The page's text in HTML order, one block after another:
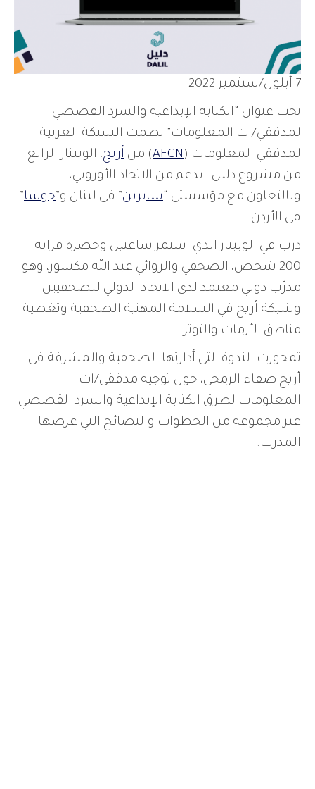
7 أيلول/سبتمبر 2022
تحت عنوان “الكتابة الإبداعية والسرد القصصي
لمدققي/ات المعلومات” نظمت الشبكة العربية
لمدققي المعلومات (AFCN) من أريج، الويبنار الرابع
من مشروع دليل، بدعم من الاتحاد الأوروبي،
وبالتعاون مع مؤسستي “ سايرين” في لبنان و”جوسا”
في الأردن.
درب في الويبنار الذي استمر ساعتين وحضره قرابة
200 شخص، الصحفي والروائي عبد الله مكسور، وهو
مدرّب دولي معتمد لدى الاتحاد الدولي للصحفيين
وشبكة أريج في السلامة المهنية الصحفية وتغطية
مناطق الأزمات والتوتر.
تمحورت الندوة التي أدارتها الصحفية والمشرفة في
أريج صفاء الرمحي، حول توجيه مدققي/ات
المعلومات لطرق الكتابة الإبداعية والسرد القصصي
عبر مجموعة من الخطوات والنصائح التي عرضها
المدرب.